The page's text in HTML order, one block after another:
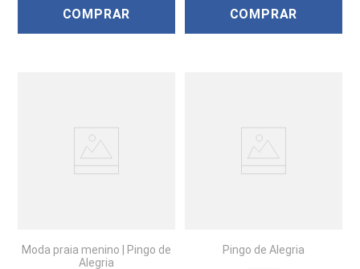
COMPRAR COMPRAR
Moda praia menino
Pingo de
Alegria
Pingo de Alegria